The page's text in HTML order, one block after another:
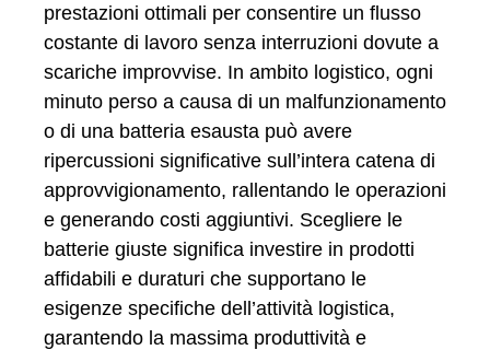
prestazioni ottimali per consentire un flusso
costante di lavoro senza interruzioni dovute a
scariche improvvise. In ambito logistico, ogni
minuto perso a causa di un malfunzionamento
o di una batteria esausta può avere
ripercussioni significative sull’intera catena di
approvvigionamento, rallentando le operazioni
e generando costi aggiuntivi. Scegliere le
batterie giuste significa investire in prodotti
affidabili e duraturi che supportano le
esigenze specifiche dell’attività logistica,
garantendo la massima produttività e